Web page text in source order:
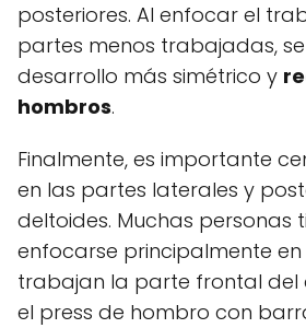
posteriores. Al enfocar el
partes menos trabajadas,
desarrollo más simétrico y
hombros.
Finalmente, es importante
en las partes laterales y
deltoides. Muchas personas
enfocarse principalmente en
trabajan la parte frontal del
el press de hombro con